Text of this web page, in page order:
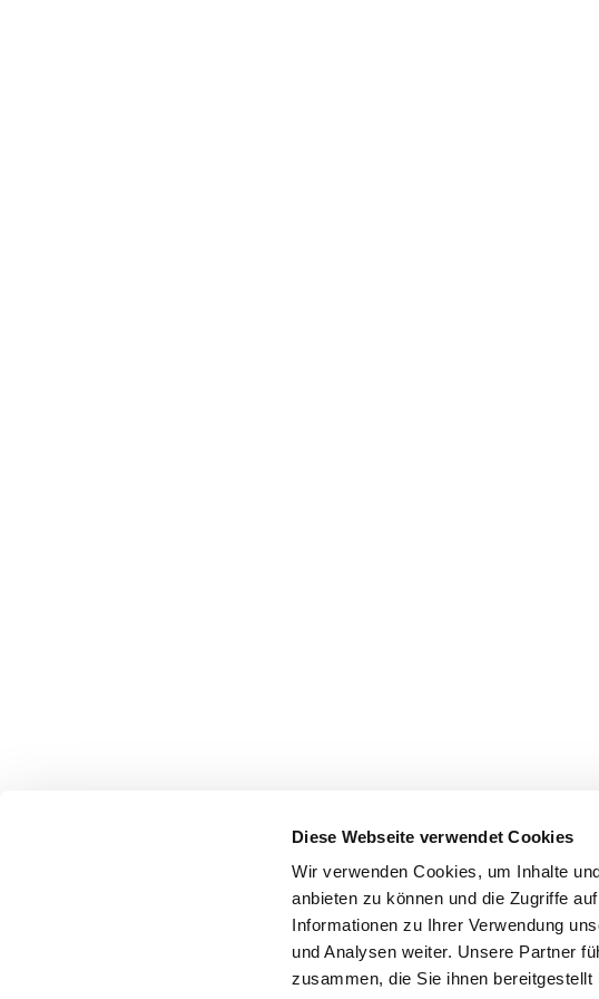
Diese Webseite verwendet Cookies
Wir verwenden Cookies, um Inhalte
anbieten zu können und die Zugriffe
Informationen zu Ihrer Verwendung
und Analysen weiter. Unsere Partner
zusammen, die Sie ihnen